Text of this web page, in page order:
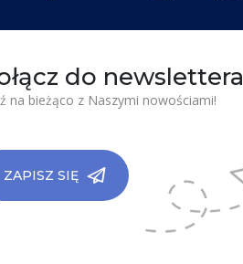
do newslettera
na bieżąco z Naszymi nowościami!
ZAPISZ SIĘ